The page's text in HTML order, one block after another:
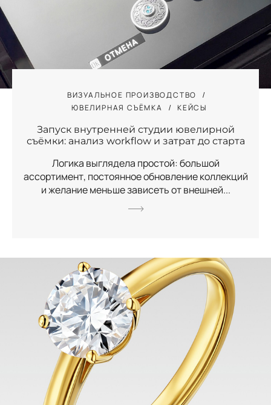
ВИЗУАЛЬНОЕ ПРОИЗВОДСТВО
ЮВЕЛИРНАЯ СЪЁМКА
КЕЙСЫ
Запуск внутренней студии ювелирной
съёмки: анализ workflow и затрат до старта
Логика выглядела простой: большой
ассортимент, постоянное обновление коллекций
и желание меньше зависеть от внешней...